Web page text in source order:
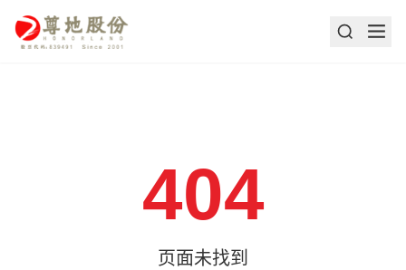
404
页面未找到